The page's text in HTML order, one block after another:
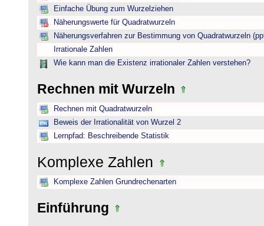
Einfache Übung zum Wurzelziehen
Näherungswerte für Quadratwurzeln
Näherungsverfahren zur Bestimmung von Quadratwurzeln
Irrationale Zahlen
Wie kann man die Existenz irrationaler Zahlen verstehen?
Rechnen mit Wurzeln
Rechnen mit Quadratwurzeln
Beweis der Irrationalität von Wurzel 2
Lernpfad: Beschreibende Statistik
Komplexe Zahlen
Komplexe Zahlen Grundrechenarten
Einführung